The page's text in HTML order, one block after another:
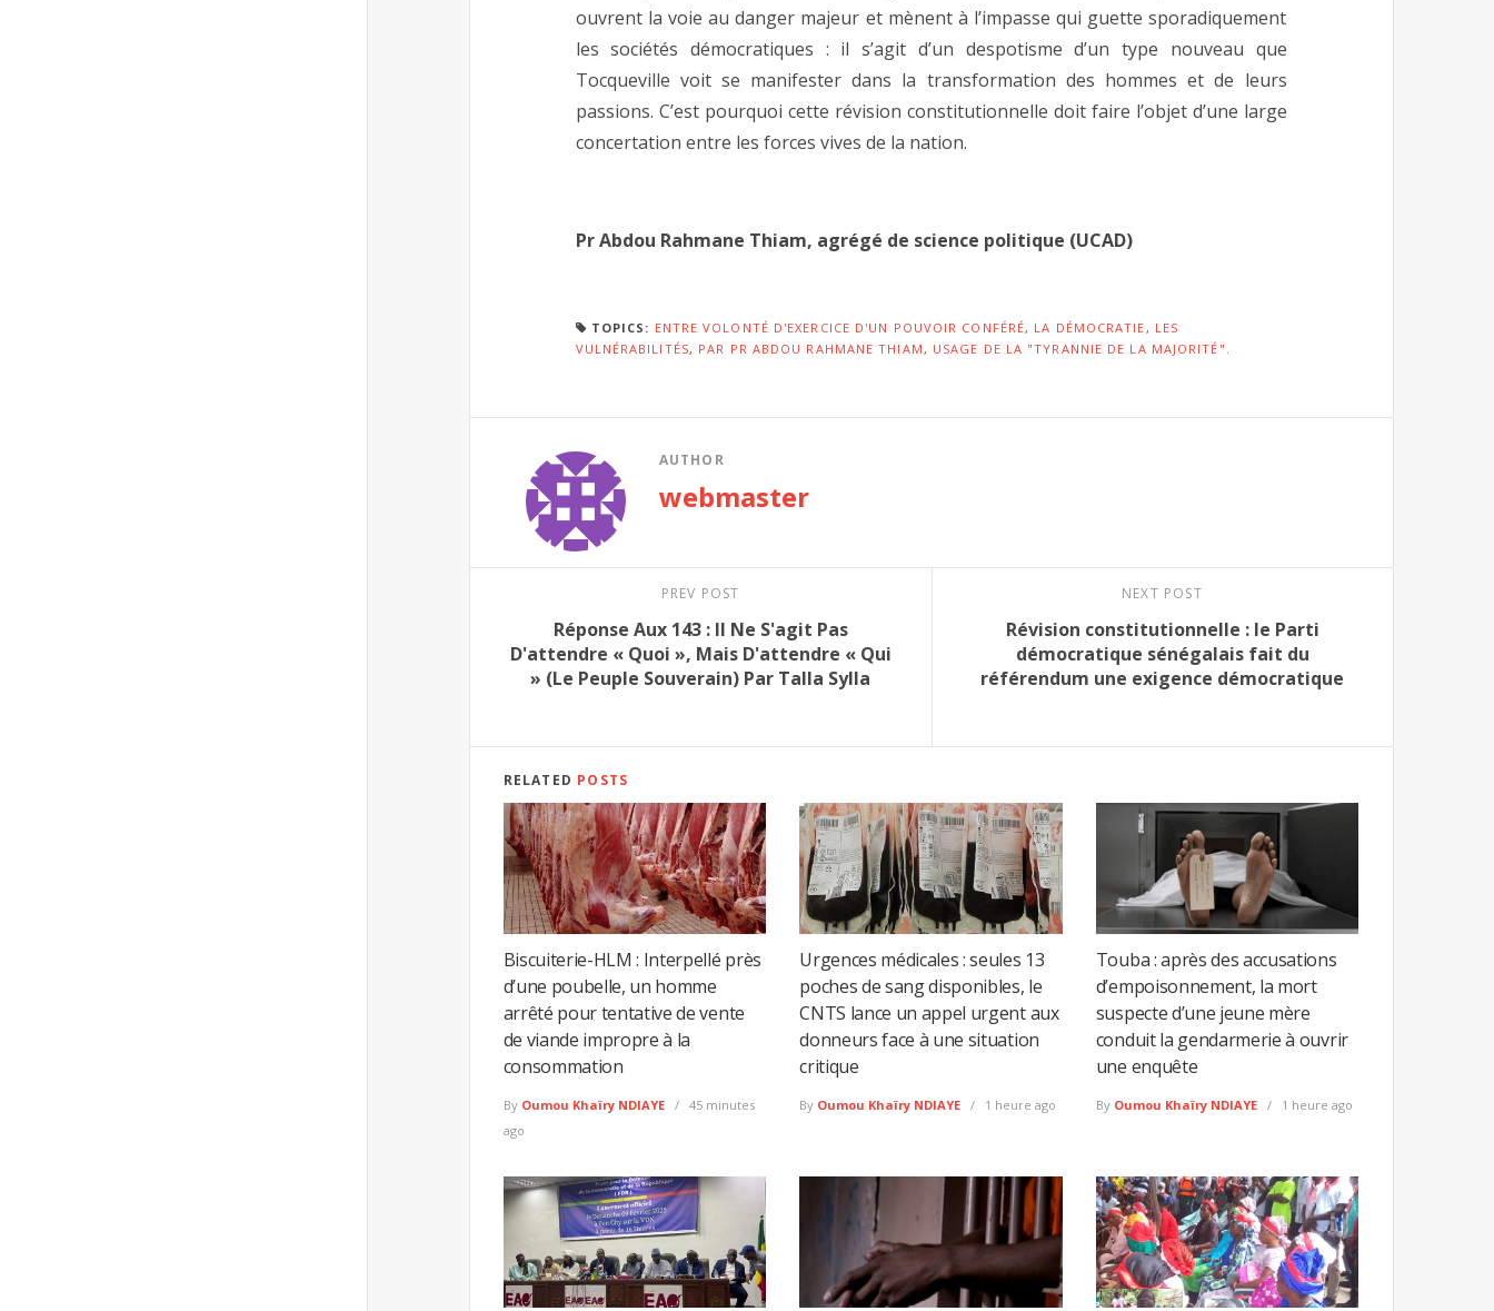
ouvrent la voie au danger majeur et mènent à l’impasse qui guette sporadiquement
les sociétés démocratiques : il s’agit d’un despotisme d’un type nouveau que
Tocqueville voit se manifester dans la transformation des hommes et de leurs
passions. C’est pourquoi cette révision constitutionnelle doit faire l’objet d’une large
concertation entre les forces vives de la nation.
Pr Abdou Rahmane Thiam, agrégé de science politique (UCAD)
TOPICS: ENTRE VOLONTÉ D'EXERCICE D'UN POUVOIR CONFÉRÉ, LA DÉMOCRATIE , LES
VULNÉRABILITÉS, PAR PR ABDOU RAHMANE THIAM , USAGE DE LA "TYRANNIE DE LA MAJORITÉ".
AUTHOR
webmaster
PREV POST
Réponse Aux 143 : Il Ne S'agit Pas
D'attendre « Quoi », Mais D'attendre « Qui
» (Le Peuple Souverain) Par Talla Sylla
NEXT POST
Révision constitutionnelle : le Parti
démocratique sénégalais fait du
référendum une exigence démocratique
RELATED POSTS
Biscuiterie-HLM : Interpellé près
d’une poubelle, un homme
arrêté pour tentative de vente
de viande impropre à la
consommation
By Oumou Khaïry NDIAYE
45 minutes
ago
Urgences médicales : seules 13
poches de sang disponibles, le
CNTS lance un appel urgent aux
donneurs face à une situation
critique
By Oumou Khaïry NDIAYE 1 heure ago
Touba : après des accusations
d’empoisonnement, la mort
suspecte d’une jeune mère
conduit la gendarmerie à ouvrir
une enquête
By Oumou Khaïry NDIAYE 1 heure ago